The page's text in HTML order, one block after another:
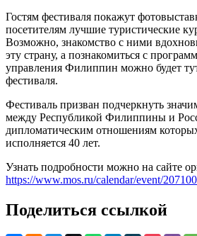
Гостям фестиваля покажут
посетителям лучшие туристические
Возможно, знакомство с ними
эту страну, а познакомиться с
управления Филиппин можно будет
фестиваля.
Фестиваль призван подчеркнуть
между Республикой Филиппины и
дипломатическим отношениям
исполняется 40 лет.
Узнать подробности можно на сайте
https://www.mos.ru/calendar/event/
Поделиться ссылкой